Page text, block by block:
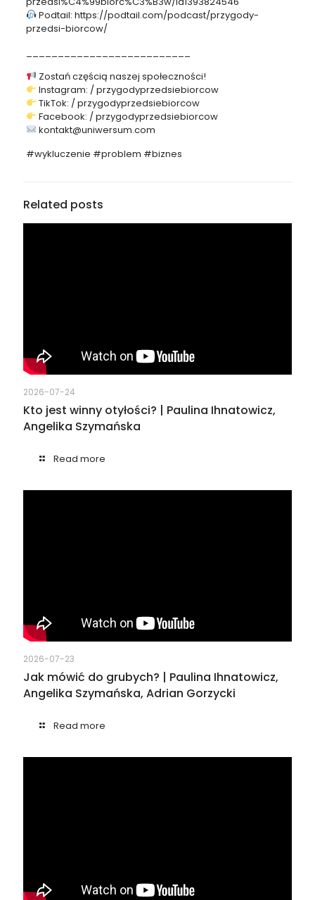
Podtail: https://podtail.com/podcast/przygody-
przedsi-biorcow/
Zostań częścią naszej społeczności!
Instagram: / przygodyprzedsiebiorcow
TikTok: / przygodyprzedsiebiorcow
Facebook: / przygodyprzedsiebiorcow
kontakt@uniwersum.com
#wykluczenie #problem #biznes
Related posts
2026-07-24
Kto jest winny otyłości? | Paulina Ihnatowicz,
Angelika Szymańska
Read more
2026-07-23
Jak mówić do grubych? | Paulina Ihnatowicz,
Angelika Szymańska, Adrian Gorzycki
Read more